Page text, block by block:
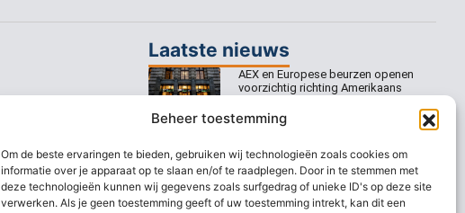
Beheer toestemming
Om de beste ervaringen te bieden, gebruiken wij technologieën zoals cookies om
informatie over je apparaat op te slaan en/of te raadplegen. Door in te stemmen met
deze technologieën kunnen wij gegevens zoals surfgedrag of unieke ID's op deze site
verwerken. Als je geen toestemming geeft of uw toestemming intrekt, kan dit een
Laatste nieuws
AEX en Europese beurzen openen
voorzichtig richting Amerikaans
Europese beurzen mikken op
Europese beurzen blijven dicht bij
recordstanden